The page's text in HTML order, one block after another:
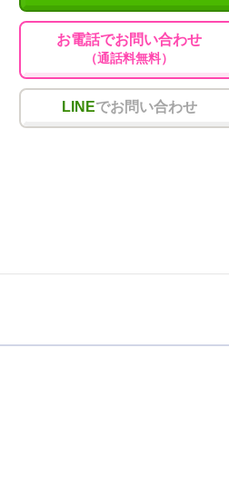
お電話でお問い合わせ
（通話料無料）
LINEでお問い合わせ